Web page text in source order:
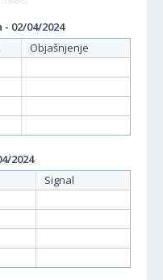
02/04/2024
Objašnjenje
2024
Signal